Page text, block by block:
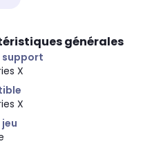
générales
support
X
X